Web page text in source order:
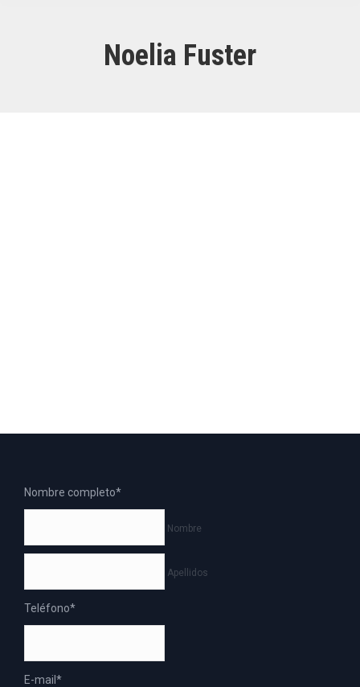
Noelia Fuster
Nombre completo*
Nombre
Apellidos
Teléfono*
E-mail *